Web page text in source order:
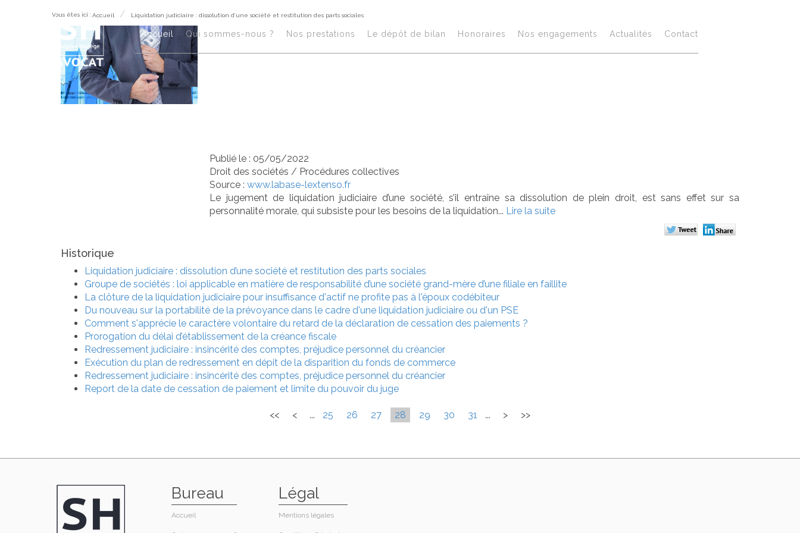
Accueil Qui sommes-nous ?​ Nos prestations​ Le dépôt de bilan Honoraires​ Nos engagements Actualités Contact
Vous êtes ici :Accueil Liquidation judiciaire : dissolution d’une société et restitution des parts sociales
Liquidation judiciaire :
Publié le : 05/05/2022
Droit des sociétés / Procédures collectives
Source : www.labase-lextenso.fr
Le jugement de liquidation judiciaire d’une société, s’il entraîne sa dissolution de plein droit, est sans effet sur sa
personnalité morale, qui subsiste pour les besoins de la liquidation... Lire la suite
Historique
Liquidation judiciaire : dissolution d’une société et restitution des parts sociales
Groupe de sociétés : loi applicable en matière de responsabilité d’une société grand-mère d’une filiale en faillite
La clôture de la liquidation judiciaire pour insuffisance d'actif ne profite pas à l'époux codébiteur
Du nouveau sur la portabilité de la prévoyance dans le cadre d'une liquidation judiciaire ou d'un PSE
Comment s'apprécie le caractère volontaire du retard de la déclaration de cessation des paiements ?
Prorogation du délai d’établissement de la créance fiscale
Redressement judiciaire : insincérité des comptes, préjudice personnel du créancier
Exécution du plan de redressement en dépit de la disparition du fonds de commerce
Redressement judiciaire : insincérité des comptes, préjudice personnel du créancier
Report de la date de cessation de paiement et limite du pouvoir du juge
<< < ... 25 26 27 28 29 30 31 ... > >>
Bureau
Accueil
Légal
Mentions légales